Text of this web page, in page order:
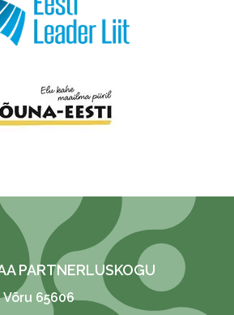
PARTNERLUSKOGU
Võru 65606